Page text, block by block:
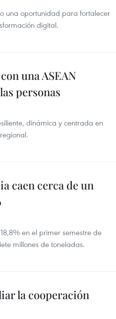
una oportunidad para fortalecer
digital.
una ASEAN
personas
dinámica y centrada en
caen cerca de un
en el primer semestre de
millones de toneladas.
la cooperación